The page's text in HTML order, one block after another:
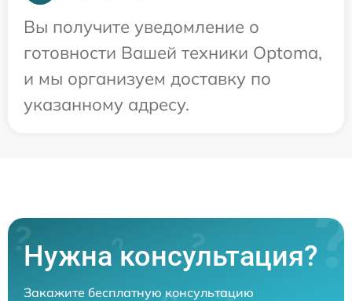
Вы получите уведомление о
готовности Вашей техники Optoma,
и мы организуем доставку по
указанному адресу.
Нужна консультация?
Закажите бесплатную консультацию